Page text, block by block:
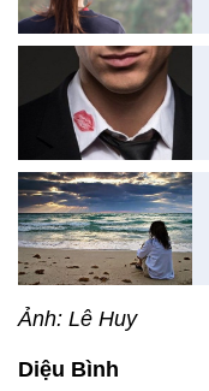
Ảnh: Lê Huy
Diệu Bình